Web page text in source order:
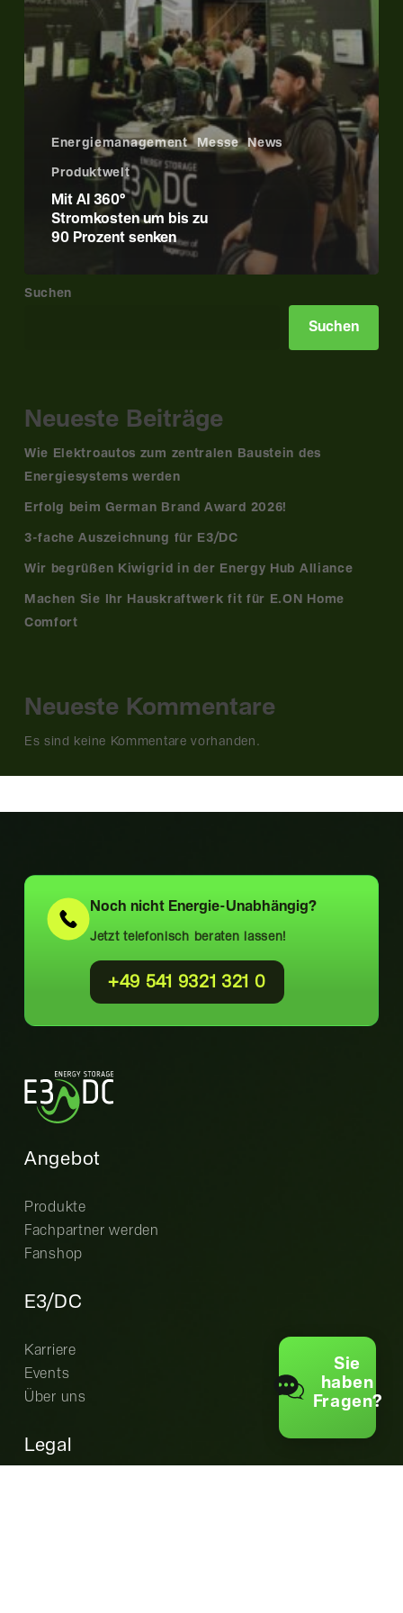
Energiemanagement Messe News
Produktwelt
Mit AI 360°
Stromkosten um bis zu
90 Prozent senken
Suchen
Suchen
Neueste Beiträge
Wie Elektroautos zum zentralen Baustein des
Energiesystems werden
Erfolg beim German Brand Award 2026!
3-fache Auszeichnung für E3/DC
Wir begrüßen Kiwigrid in der Energy Hub Alliance
Machen Sie Ihr Hauskraftwerk fit für E.ON Home
Comfort
Neueste Kommentare
Es sind keine Kommentare vorhanden.
Noch nicht Energie-Unabhängig?
Jetzt telefonisch beraten lassen!
+49 541 9321 321 0
Angebot
Produkte
Fachpartner werden
Fanshop
E3/DC
Karriere
Events
Über uns
Legal
Sie
haben
Fragen?